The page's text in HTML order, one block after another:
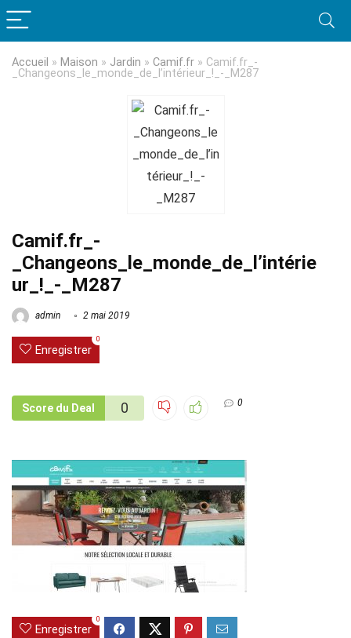
Accueil » Maison » Jardin » Camif.fr » Camif.fr_-
_Changeons_le_monde_de_l’intérieur_!_-_M287
Camif.fr_-
_Changeons_le_monde_de_l’intérie
ur_!_-_M287
admin 2 mai 2019
Enregistrer
0
Score du Deal 0 0
Enregistrer
0